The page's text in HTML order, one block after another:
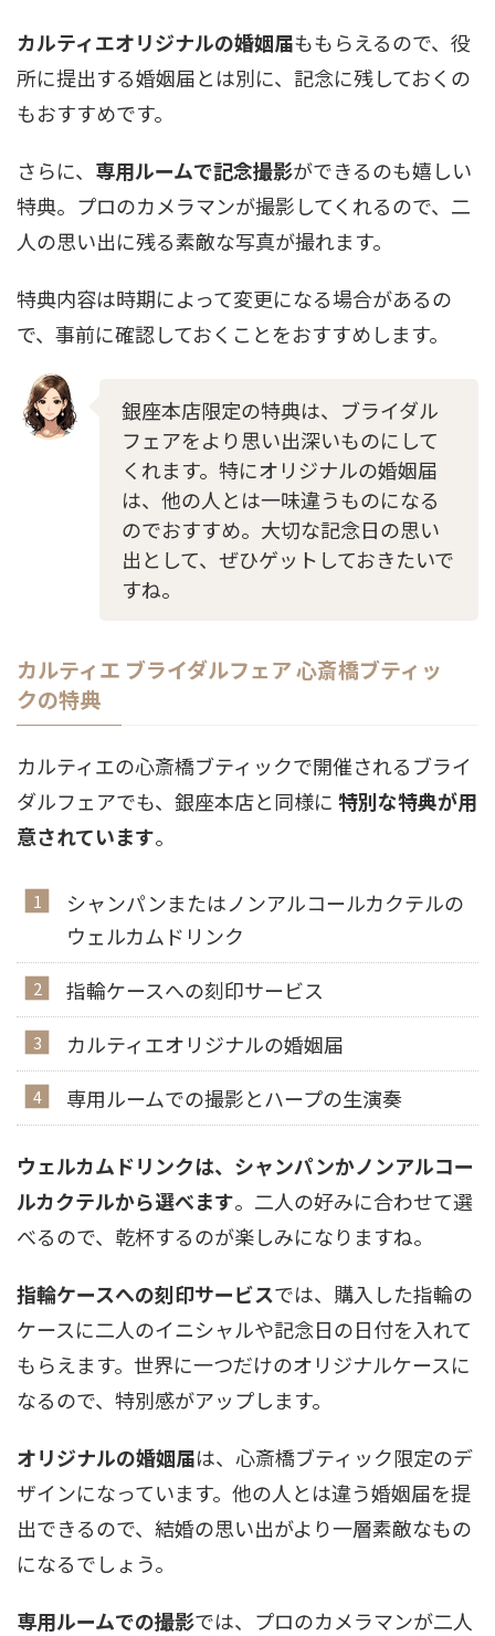
カルティエオリジナルの婚姻届ももらえるので、役
所に提出する婚姻届とは別に、記念に残しておくの
もおすすめです。
さらに、 専用ルームで記念撮影ができるのも嬉しい
特典。プロのカメラマンが撮影してくれるので、二
人の思い出に残る素敵な写真が撮れます。
特典内容は時期によって変更になる場合があるの
で、事前に確認しておくことをおすすめします。
銀座本店限定の特典は、ブライダル
フェアをより思い出深いものにして
くれます。特にオリジナルの婚姻届
は、他の人とは一味違うものになる
のでおすすめ。大切な記念日の思い
出として、ぜひゲットしておきたいで
すね。
カルティエ ブライダルフェア 心斎橋ブティッ
クの特典
カルティエの心斎橋ブティックで開催されるブライ
ダルフェアでも、銀座本店と同様に 特別な特典が用
意されています。
シャンパンまたはノンアルコールカクテルの
ウェルカムドリンク
指輪ケースへの刻印サービス
カルティエオリジナルの婚姻届
専用ルームでの撮影とハープの生演奏
ウェルカムドリンクは、シャンパンかノンアルコー
ルカクテルから選べます。二人の好みに合わせて選
べるので、乾杯するのが楽しみになりますね。
指輪ケースへの刻印サービスでは、購入した指輪の
ケースに二人のイニシャルや記念日の日付を入れて
もらえます。世界に一つだけのオリジナルケースに
なるので、特別感がアップします。
オリジナルの婚姻届は、心斎橋ブティック限定のデ
ザインになっています。他の人とは違う婚姻届を提
出できるので、結婚の思い出がより一層素敵なもの
になるでしょう。
専用ルームでの撮影では、プロのカメラマンが二人